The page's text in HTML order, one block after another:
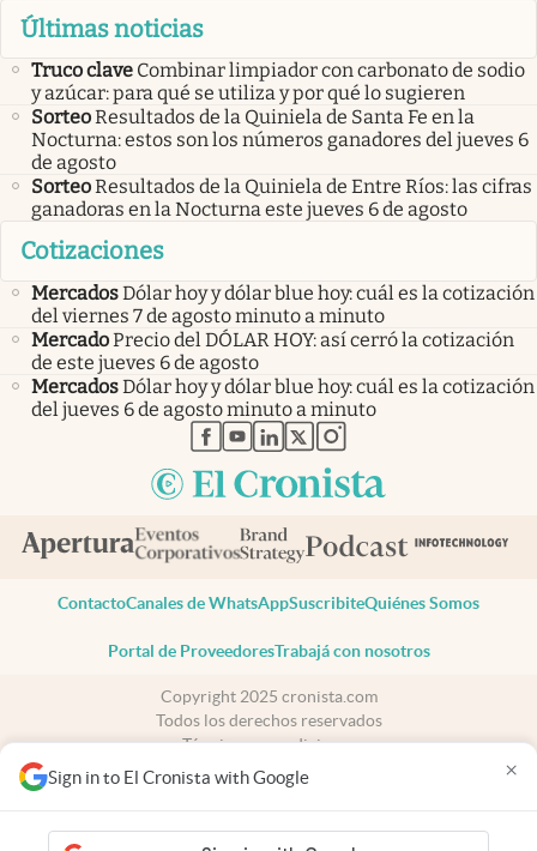
Sign in to El Cronista with Google ×
Últimas noticias
Truco clave Combinar limpiador con carbonato de sodio
y azúcar: para qué se utiliza y por qué lo sugieren
SorteoResultados de la Quiniela de Santa Fe en la
Nocturna: estos son los números ganadores del jueves 6
de agosto
SorteoResultados de la Quiniela de Entre Ríos: las cifras
ganadoras en la Nocturna este jueves 6 de agosto
Cotizaciones
MercadosDólar hoy y dólar blue hoy: cuál es la cotización
del viernes 7 de agosto minuto a minuto
MercadoPrecio del DÓLAR HOY: así cerró la cotización
de este jueves 6 de agosto
MercadosDólar hoy y dólar blue hoy: cuál es la cotización
del jueves 6 de agosto minuto a minuto
abre en nueva pestaña
abre en nueva pestaña
abre en nueva pestaña
abre en nueva pestaña
abre en nueva pestaña
ContactoCanales de WhatsAppSuscribiteQuiénes Somos
Portal de ProveedoresTrabajá con nosotros
Copyright 2025 cronista.com
Todos los derechos reservados
Términos y condiciones
Privacidad
Consentimiento